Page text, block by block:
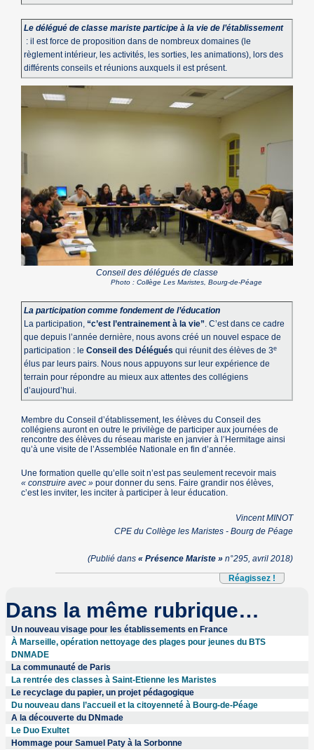
Le délégué de classe mariste participe à la vie de l’établissement
: il est force de proposition dans de nombreux domaines (le
règlement intérieur, les activités, les sorties, les animations), lors des
différents conseils et réunions auxquels il est présent.
Conseil des délégués de classe
Photo : Collège Les Maristes, Bourg-de-Péage
La participation comme fondement de l’éducation
La participation,“c’est l’entrainement à la vie”. C’est dans ce cadre
que depuis l’année dernière, nous avons créé un nouvel espace de
participation : leConseil des Délégués qui réunit des élèves de 3e
élus par leurs pairs. Nous nous appuyons sur leur expérience de
terrain pour répondre au mieux aux attentes des collégiens
d’aujourd’hui.
Membre du Conseil d’établissement, les élèves du Conseil des
collégiens auront en outre le privilège de participer aux journées de
rencontre des élèves du réseau mariste en janvier à l’Hermitage ainsi
qu’à une visite de l’Assemblée Nationale en fin d’année.
Une formation quelle qu’elle soit n’est pas seulement recevoir mais
« construire avec » pour donner du sens. Faire grandir nos élèves,
c’est les inviter, les inciter à participer à leur éducation.
Vincent MINOT
CPE du Collège les Maristes - Bourg de Péage
(Publié dans « Présence Mariste »n°295, avril 2018)
Réagissez !
Dans la même rubrique…
Un nouveau visage pour les établissements en France
À Marseille, opération nettoyage des plages pour jeunes du BTS
DNMADE
La communauté de Paris
La rentrée des classes à Saint-Etienne les Maristes
Le recyclage du papier, un projet pédagogique
Du nouveau dans l’accueil et la citoyenneté à Bourg-de-Péage
A la découverte du DNmade
Le Duo Exultet
Hommage pour Samuel Paty à la Sorbonne